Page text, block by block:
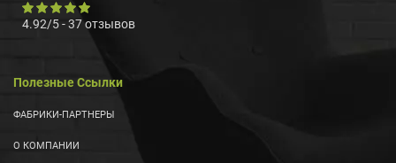
4.92/5-37отзывов
Полезные Ссылки
ФАБРИКИ-ПАРТНЕРЫ
О КОМПАНИИ